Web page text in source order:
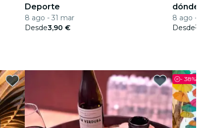
Deporte
8 ago - 31 mar
Desde3,90 €
dónde la
el ocio y
8 ago - 31
Desde
- 38%